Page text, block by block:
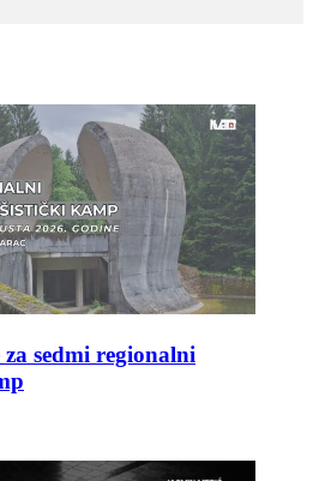
sedmi regionalni